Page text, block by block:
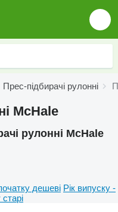
Прес-підбирачі рулонні
McHale
рулонні McHale
дешеві Рік випуску -